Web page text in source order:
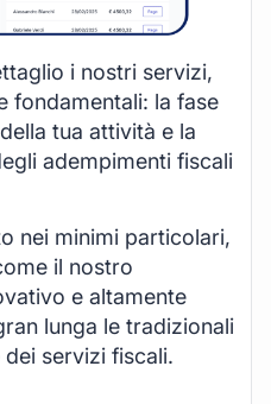
i nostri servizi,
fondamentali: la fase
tua attività e la
adempimenti fiscali
nei minimi particolari,
il nostro
e altamente
lunga le tradizionali
servizi fiscali.